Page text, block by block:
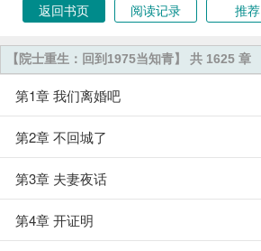
返回书页
阅读记录 推荐
【院士重生：回到1975当知青】 共 1625 章
第1章 我们离婚吧
第2章 不回城了
第3章 夫妻夜话
第4章 开证明